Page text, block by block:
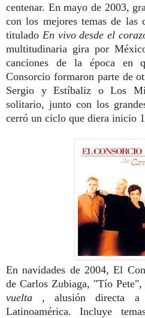
centenar. En mayo de 2003,
con los mejores temas de las
titulado En vivo desde el
multitudinaria gira por
canciones de la época en
Consorcio formaron parte de
Sergio y Estíbaliz o Los
solitario, junto con los
cerró un ciclo que diera inicio
En navidades de 2004, El
de Carlos Zubiaga, "Tío Pete",
vuelta , alusión directa a
Latinoamérica. Incluye